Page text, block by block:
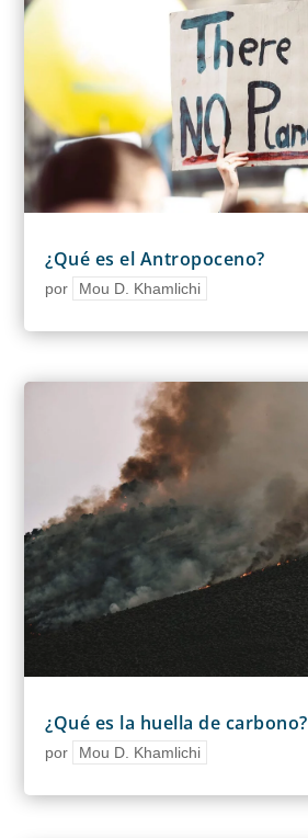
¿Qué es el Antropoceno?
por Mou D. Khamlichi
¿Qué es la huella de carbono?
por Mou D. Khamlichi